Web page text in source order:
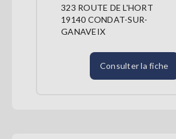
323 ROUTE DE L'HORT
19140 CONDAT-SUR-
GANAVEIX
Consulter la fiche